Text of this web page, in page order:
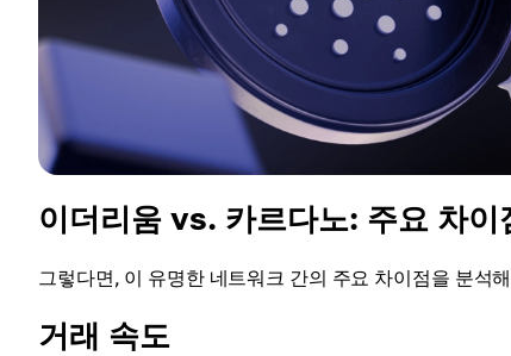
이더리움 vs. 카르다노: 주요 차이
그렇다면, 이 유명한 네트워크 간의 주요 차이점을 분석
거래 속도